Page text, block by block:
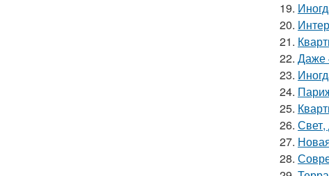
19.
20.
21.
22. Даже
23.
24.
25.
26.
27.
28.